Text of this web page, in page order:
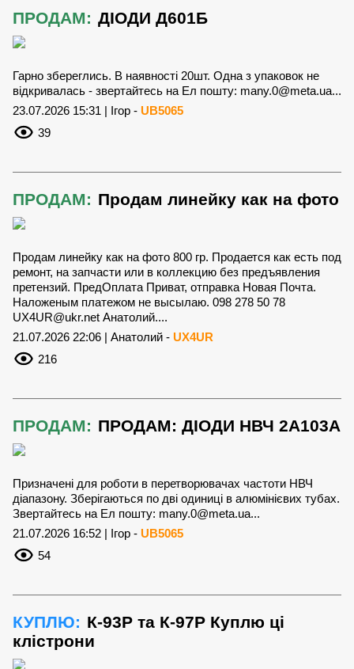
ПРОДАМ: ДІОДИ Д601Б
Гарно збереглись. В наявності 20шт. Одна з упаковок не
відкривалась - звертайтесь на Ел пошту: many.0@meta.ua...
23.07.2026 15:31 | Ігор - UB5065
39
ПРОДАМ: Продам линейку как на фото
Продам линейку как на фото 800 гр. Продается как есть под
ремонт, на запчасти или в коллекцию без предъявления
претензий. ПредОплата Приват, отправка Новая Почта.
Наложеным платежом не высылаю. 098 278 50 78
UX4UR@ukr.net Анатолий....
21.07.2026 22:06 | Анатолий - UX4UR
216
ПРОДАМ: ПРОДАМ: ДІОДИ НВЧ 2А103А
Призначені для роботи в перетворювачах частоти НВЧ
діапазону. Зберігаються по дві одиниці в алюмінієвих тубах.
Звертайтесь на Ел пошту: many.0@meta.ua...
21.07.2026 16:52 | Ігор - UB5065
54
КУПЛЮ: К-93Р та К-97Р Куплю ці
клістрони